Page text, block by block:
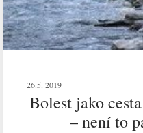
26.5. 2019
Bolest jako
– není to